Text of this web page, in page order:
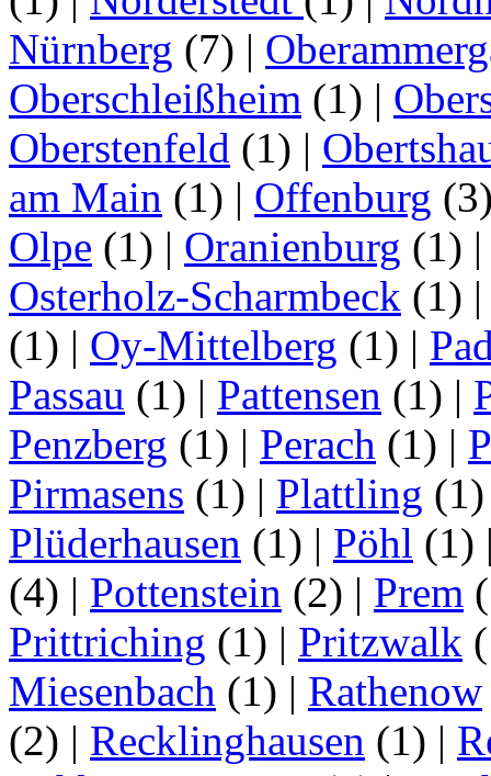
Nürnberg (7) |
Oberschleißheim (1) |
Oberstenfeld (1) |
am Main (1) | Offenburg
Olpe (1) | Oranienburg (1)
Osterholz-Scharmbeck (1)
(1) | Oy-Mittelberg (1) |
Passau (1) | Pattensen (1) |
Penzberg (1) | Perach (1) |
Pirmasens (1) | Plattling
Plüderhausen (1) | Pöhl (1)
(4) | Pottenstein (2) | Prem
Prittriching (1) | Pritzwalk
Miesenbach (1) | Rathenow
(2) | Recklinghausen (1) |